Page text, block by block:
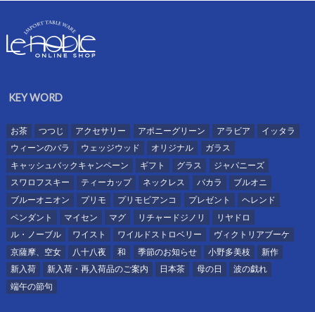
KEY WORD
お茶 つつじ アクセサリー アポニーグリーン アラビア
イッタラ
ウィーンのバラ
ウェッジウッド オリジナル
ガラス
キャッシュバックキャンペーン
ギフト グラス
ジャパニーズ
スワロフスキー
ティーカップ ネックレス バカラ
ブルオニ
ブルーオニオン
プリモ プリモビアンコ プレゼント
ヘレンド
ペンダント
マイセン マグ リチャードジノリ
リヤドロ
ル・ノーブル
ワイスト ワイルドストロベリー
ヴィクトリアブーケ
京薩摩、空女
八十八夜 和 季節のお知らせ 小野多美枝
新作
新入荷
新入荷・再入荷品のご案内 日本茶 母の日
波の戯れ
端午の節句